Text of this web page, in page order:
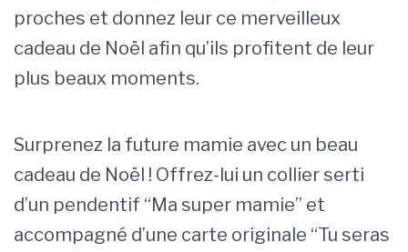
proches et donnez leur ce merveilleux
cadeau de Noël afin qu’ils profitent de leur
plus beaux moments.
Surprenez la future mamie avec un beau
cadeau de Noël ! Offrez-lui un collier serti
d’un pendentif “Ma super mamie” et
accompagné d’une carte originale “Tu seras